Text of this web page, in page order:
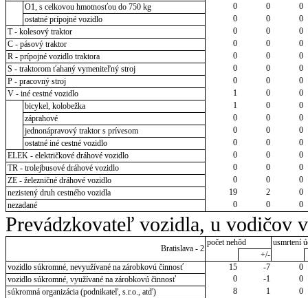
O1, s celkovou hmotnosťou do 750 kg
0 0
0
ostatné prípojné vozidlo
0 0
0
T - kolesový traktor
0 0
0
C - pásový traktor
0 0
0
R - prípojné vozidlo traktora
0 0
0
S - traktorom ťahaný vymeniteľný stroj
0 0
0
P - pracovný stroj
0 0
0
V - iné cestné vozidlo
1 0
0
bicykel, kolobežka
1 0
0
záprahové
0 0
0
jednonápravový traktor s prívesom
0 0
0
ostatné iné cestné vozidlo
0 0
0
ELEK - električkové dráhové vozidlo
0 0
0
TR - trolejbusové dráhové vozidlo
0 0
0
ZE - železničné dráhové vozidlo
0 0
0
nezistený druh cestného vozidla
19 2
0
nezadané
0 0 0
Prevádzkovateľ vozidla, u vodičov
Bratislava - 2
počet nehôd
usmrtení
+/-
vozidlo súkromné, nevyužívané na zárobkovú činnosť
15 -7
0
vozidlo súkromné, využívané na zárobkovú činnosť
0 -1
0
súkromná organizácia (podnikateľ, s.r.o., atď)
8 1
0